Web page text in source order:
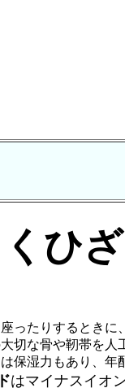
ひ
たりするときに
切な骨や靭帯を人
保湿力もあり、年
はマイナスイオ